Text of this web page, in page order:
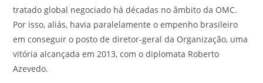
tratado global negociado há décadas no âmbito da OMC.
Por isso, aliás, havia paralelamente o empenho brasileiro
em conseguir o posto de diretor-geral da Organização, uma
vitória alcançada em 2013, com o diplomata Roberto
Azevedo.